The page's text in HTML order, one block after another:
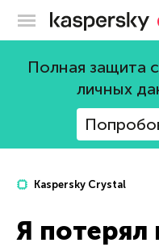
Полная защита
личных
Kaspersky Crystal
Я потерял